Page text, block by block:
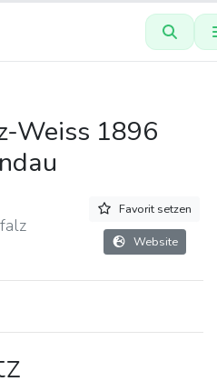
Weiss 1896
Favorit setzen
Website